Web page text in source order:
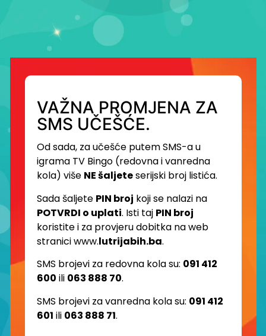
VAŽNA PROMJENA ZA
SMS UČEŠĆE.
Od sada, za učešće putem SMS-a u
igrama TV Bingo (redovna i vanredna
kola) više NE šaljeteserijski broj listića.
Sada šaljete PIN broj koji se nalazi na
POTVRDI o uplati. Isti taj PIN broj
koristite i za provjeru dobitka na web
stranici www.lutrijabih.ba.
SMS brojevi za redovna kola su: 091 412
600 ili 063 888 70.
SMS brojevi za vanredna kola su: 091 412
601 ili 063 888 71.